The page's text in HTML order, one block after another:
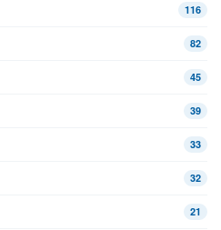
116
82
45
39
33
32
21